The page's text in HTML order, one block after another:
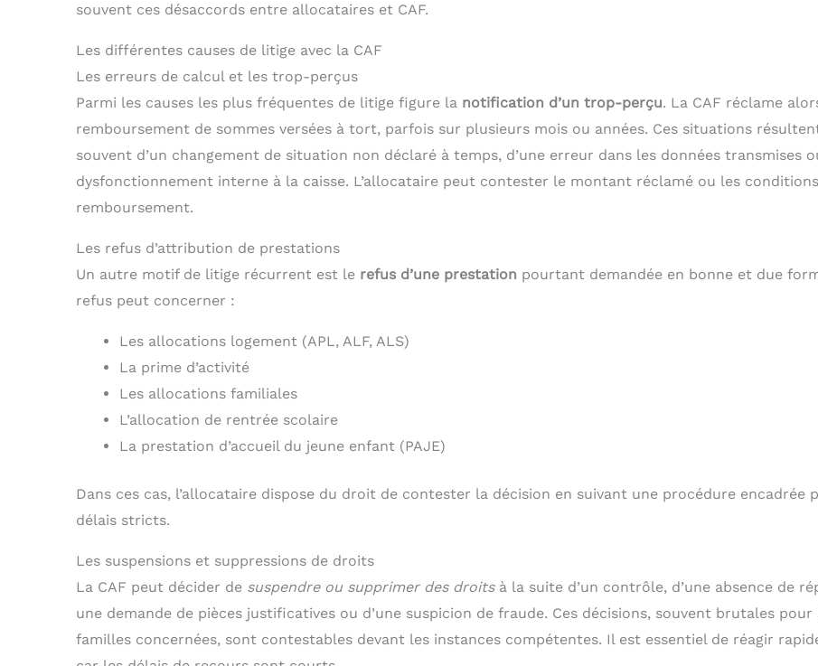
souvent ces désaccords entre allocataires et CAF.
Les différentes causes de litige avec la CAF
Les erreurs de calcul et les trop-perçus
Parmi les causes les plus fréquentes de litige figure la notification d’un trop-perçu. La CAF réclame
remboursement de sommes versées à tort, parfois sur plusieurs mois ou années. Ces situations
souvent d’un changement de situation non déclaré à temps, d’une erreur dans les données transmises
dysfonctionnement interne à la caisse. L’allocataire peut contester le montant réclamé ou les
remboursement.
Les refus d’attribution de prestations
Un autre motif de litige récurrent est le refus d’une prestation pourtant demandée en bonne et due
refus peut concerner :
Les allocations logement (APL, ALF, ALS)
La prime d’activité
Les allocations familiales
L’allocation de rentrée scolaire
La prestation d’accueil du jeune enfant (PAJE)
Dans ces cas, l’allocataire dispose du droit de contester la décision en suivant une procédure encadrée
délais stricts.
Les suspensions et suppressions de droits
La CAF peut décider de suspendre ou supprimer des droitsà la suite d’un contrôle, d’une absence de
une demande de pièces justificatives ou d’une suspicion de fraude. Ces décisions, souvent brutales pour
familles concernées, sont contestables devant les instances compétentes. Il est essentiel de réagir